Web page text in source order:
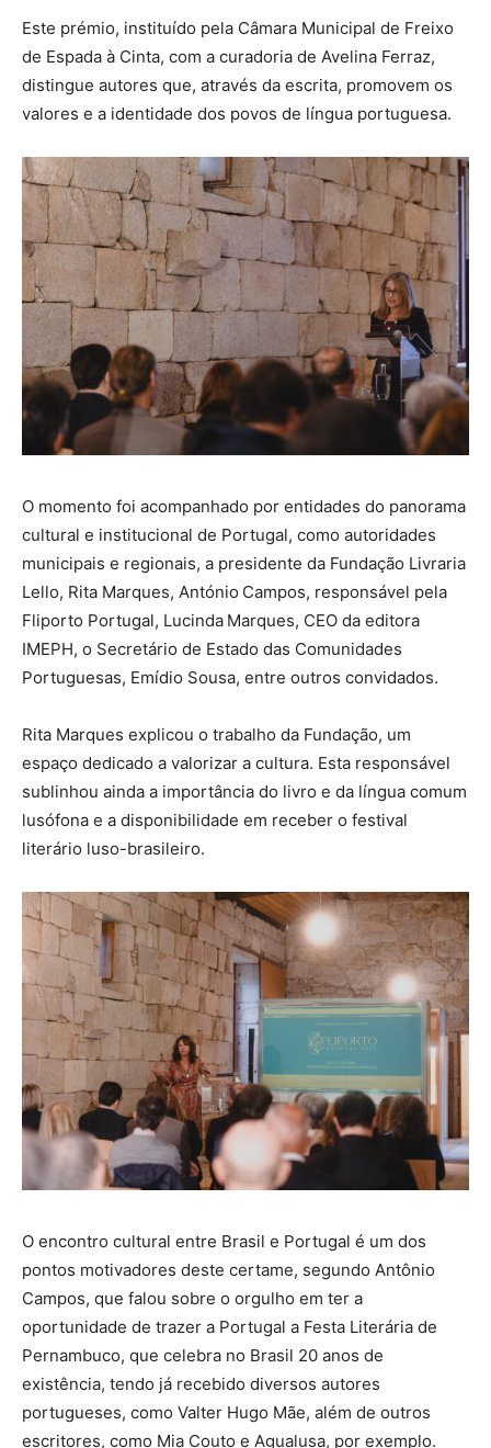
Este prémio, instituído pela Câmara Municipal de Freixo
de Espada à Cinta, com a curadoria de Avelina Ferraz,
distingue autores que, através da escrita, promovem os
valores e a identidade dos povos de língua portuguesa.
O momento foi acompanhado por entidades do panorama
cultural e institucional de Portugal, como autoridades
municipais e regionais, a presidente da Fundação Livraria
Lello, Rita Marques, António Campos, responsável pela
Fliporto Portugal, Lucinda Marques, CEO da editora
IMEPH, o Secretário de Estado das Comunidades
Portuguesas, Emídio Sousa, entre outros convidados.
Rita Marques explicou o trabalho da Fundação, um
espaço dedicado a valorizar a cultura. Esta responsável
sublinhou ainda a importância do livro e da língua comum
lusófona e a disponibilidade em receber o festival
literário luso-brasileiro.
O encontro cultural entre Brasil e Portugal é um dos
pontos motivadores deste certame, segundo Antônio
Campos, que falou sobre o orgulho em ter a
oportunidade de trazer a Portugal a Festa Literária de
Pernambuco, que celebra no Brasil 20 anos de
existência, tendo já recebido diversos autores
portugueses, como Valter Hugo Mãe, além de outros
escritores, como Mia Couto e Agualusa, por exemplo.